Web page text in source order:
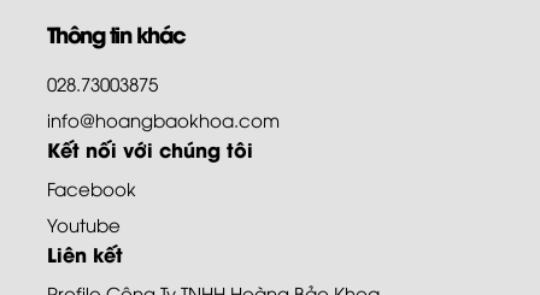
Thông tin khác
028.73003875
info@hoangbaokhoa.com
Kết nối với chúng tôi
Facebook
Youtube
Liên kết